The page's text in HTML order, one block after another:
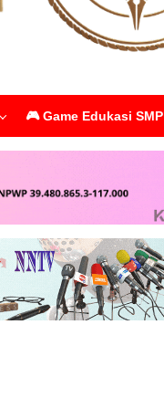
🎮 Game Edukasi SMP